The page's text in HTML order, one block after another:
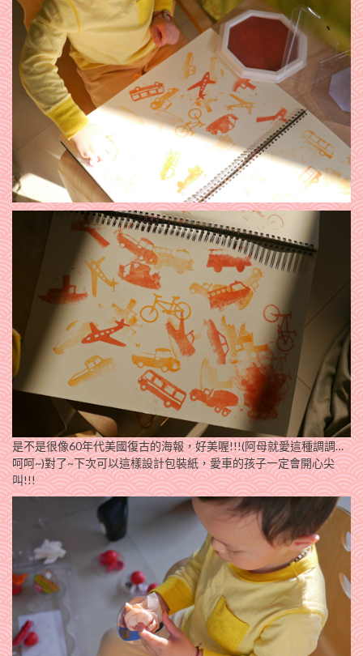
是不是很像60年代美國復古的海報，好美喔!!!(阿母就愛這種調調…
呵呵~)對了~下次可以這樣設計包裝紙，愛車的孩子一定會開心尖
叫!!!